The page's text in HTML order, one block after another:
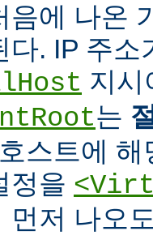
음에 나온
다. IP 주소
지
는
스트에
정을
먼저 나오